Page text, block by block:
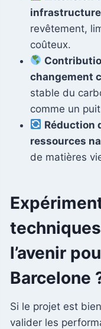
revêtement,
coûteux.
changement
stable du
comme un
Réduction
ressources
de matières
l’avenir
Barcelone
Si le projet est
valider les